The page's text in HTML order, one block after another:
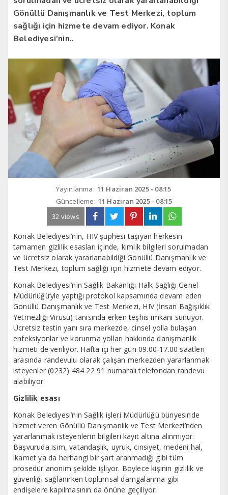
Gönüllü Danışmanlık ve Test Merkezi, toplum
sağlığı için hizmete devam ediyor. Konak
Belediyesi’nin..
Yayınlanma: 11 Haziran 2025 - 08:15
Güncelleme: 11 Haziran 2025 - 08:15
32 views
Konak Belediyesi’nin, HIV şüphesi taşıyan herkesin
tamamen gizlilik esasları içinde, kimlik bilgileri sorulmadan
ve ücretsiz olarak yararlanabildiği Gönüllü Danışmanlık ve
Test Merkezi, toplum sağlığı için hizmete devam ediyor.
Konak Belediyesi’nin Sağlık Bakanlığı Halk Sağlığı Genel
Müdürlüğü’yle yaptığı protokol kapsamında devam eden
Gönüllü Danışmanlık ve Test Merkezi, HIV (İnsan Bağışıklık
Yetmezliği Virüsü) tanısında erken teşhis imkanı sunuyor.
Ücretsiz testin yanı sıra merkezde, cinsel yolla bulaşan
enfeksiyonlar ve korunma yolları hakkında danışmanlık
hizmeti de veriliyor. Hafta içi her gün 09.00-17.00 saatleri
arasında randevulu olarak çalışan merkezden yararlanmak
isteyenler (0232) 484 22 91 numaralı telefondan randevu
alabiliyor.
Gizlilik esası
Konak Belediyesi’nin Sağlık işleri Müdürlüğü bünyesinde
hizmet veren Gönüllü Danışmanlık ve Test Merkezi’nden
yararlanmak isteyenlerin bilgileri kayıt altına alınmıyor.
Başvuruda isim, vatandaşlık, uyruk, cinsiyet, medeni hal,
ikamet ya da herhangi bir şart aranmadığı gibi tüm
prosedür anonim şekilde işliyor. Böylece kişinin gizlilik ve
güvenliği sağlanırken toplumsal damgalanma gibi
endişelere kapılmasının da önüne geçiliyor.